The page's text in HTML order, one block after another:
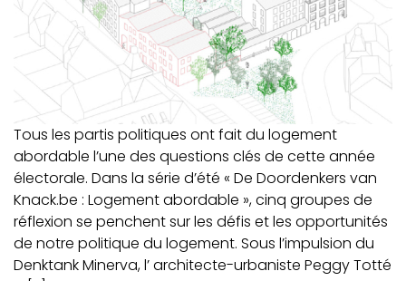
Tous les partis politiques ont fait du logement
abordable l’une des questions clés de cette année
électorale. Dans la série d’été « De Doordenkers van
Knack.be : Logement abordable », cinq groupes de
réflexion se penchent sur les défis et les opportunités
de notre politique du logement. Sous l’impulsion du
Denktank Minerva, l’ architecte-urbaniste Peggy Totté